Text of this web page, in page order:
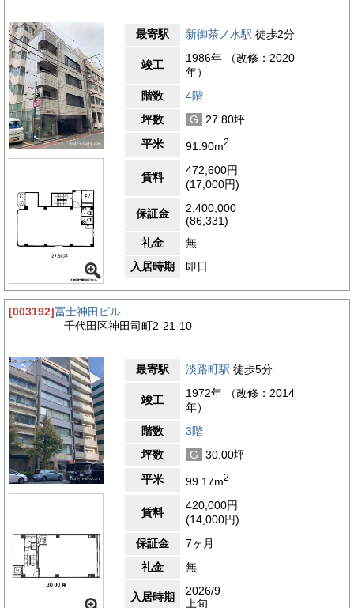
最寄駅 新御茶ノ水駅 徒歩2分
竣工
1986年 （改修：2020
年）
階数
4階
坪数
G
27.80坪
平米
91.90m2
賃料
472,600円
(17,000円)
保証金
2,400,000
(86,331)
礼金
無
入居時期
即日
[003192]冨士神田ビル
千代田区神田司町2-21-10
最寄駅 淡路町駅 徒歩5分
竣工
1972年 （改修：2014
年）
階数
3階
坪数
G
30.00坪
平米
99.17m2
賃料
420,000円
(14,000円)
保証金
7ヶ月
礼金
無
入居時期
2026/9
上旬